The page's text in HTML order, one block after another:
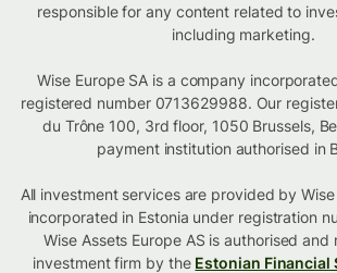
responsible for any content related to
including marketing.
Wise Europe SA is a company
registered number 0713629988. Our
du Trône 100, 3rd floor, 1050 Brussels,
payment institution authorised in
All investment services are provided by Wise
incorporated in Estonia under registration
Wise Assets Europe AS is authorised and
investment firm by the Estonian Financial